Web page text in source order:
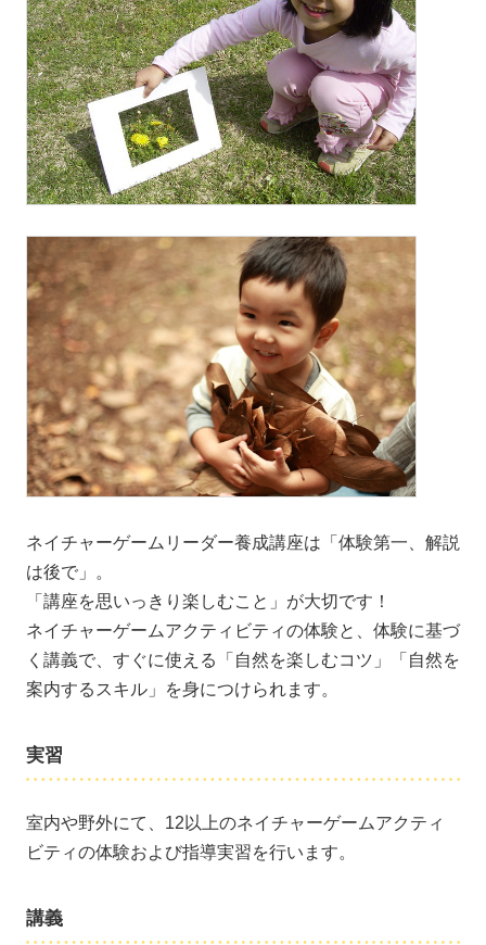
ネイチャーゲームリーダー養成講座は「体験第一、解説
は後で」。
「講座を思いっきり楽しむこと」が大切です！
ネイチャーゲームアクティビティの体験と、体験に基づ
く講義で、すぐに使える「自然を楽しむコツ」「自然を
案内するスキル」を身につけられます。
実習
室内や野外にて、12以上のネイチャーゲームアクティ
ビティの体験および指導実習を行います。
講義